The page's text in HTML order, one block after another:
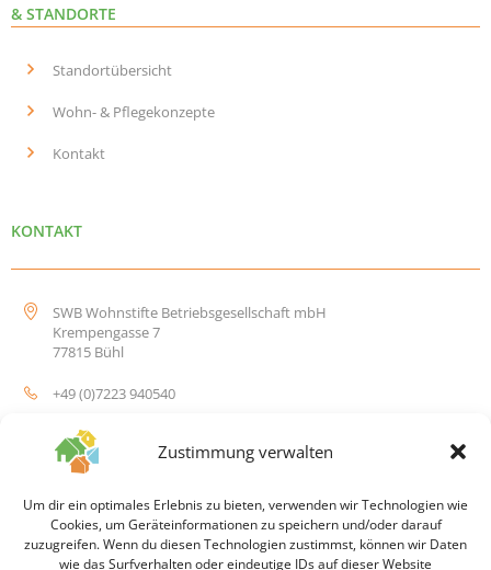
Zustimmung verwalten
Um dir ein optimales Erlebnis zu bieten, verwenden wir Technologien wie
Cookies, um Geräteinformationen zu speichern und/oder darauf
zuzugreifen. Wenn du diesen Technologien zustimmst, können wir Daten
wie das Surfverhalten oder eindeutige IDs auf dieser Website
& STANDORTE
Standortübersicht
Wohn- & Pflegekonzepte
Kontakt
KONTAKT
SWB Wohnstifte Betriebsgesellschaft mbH
Krempengasse 7
77815 Bühl
+49 (0)7223 940540
info@swb-wohnstifte.de